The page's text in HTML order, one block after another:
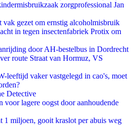
zorgprofessional Jan
vak gezet om ernstig alcoholmisbruik
in tegen insectenfabriek Protix om
door AH-bestelbus in Dordrecht
route Straat van Hormuz, VS
leeftijd vaker vastgelegd in cao's, moet
Detective
voor lagere oogst door aanhoudende
1 miljoen, gooit kraslot per abuis weg